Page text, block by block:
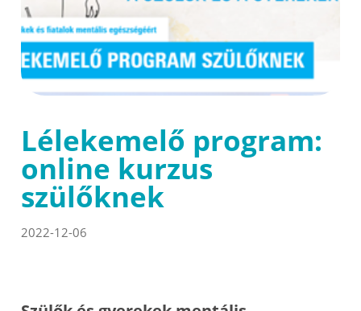
Lélekemelő program:
online kurzus
szülőknek
2022-12-06